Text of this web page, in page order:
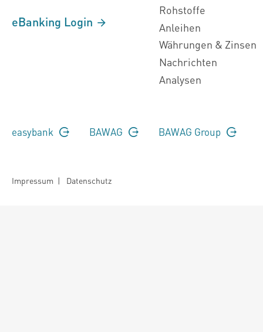
eBanking Login
Rohstoffe
Anleihen
Währungen & Zinsen
Nachrichten
Analysen
easybank BAWAG BAWAG Group
Impressum | Datenschutz